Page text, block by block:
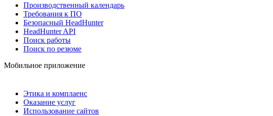
Производственный календарь
Требования к ПО
Безопасный HeadHunter
HeadHunter API
Поиск работы
Поиск по резюме
Мобильное приложение
Этика и комплаенс
Оказание услуг
Использование сайтов